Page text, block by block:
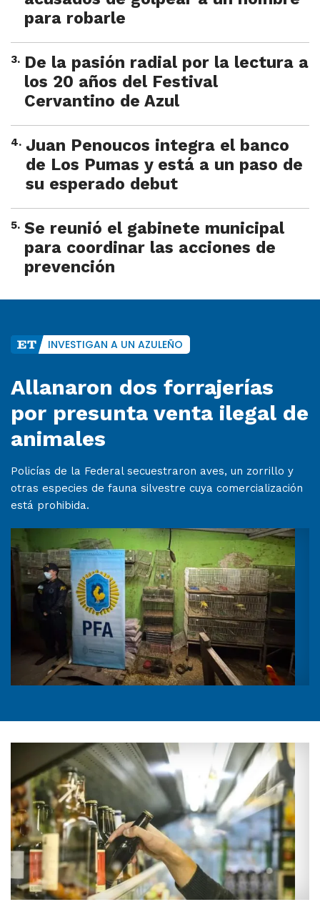
para robarle
3. De la pasión radial por la lectura a
los 20 años del Festival
Cervantino de Azul
4. Juan Penoucos integra el banco
de Los Pumas y está a un paso de
su esperado debut
5. Se reunió el gabinete municipal
para coordinar las acciones de
prevención
INVESTIGAN A UN AZULEÑO
Allanaron dos forrajerías
por presunta venta ilegal de
animales
Policías de la Federal secuestraron aves, un zorrillo y
otras especies de fauna silvestre cuya comercialización
está prohibida.